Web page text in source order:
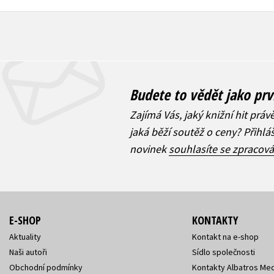
Budete to vědět jako
Zajímá Vás, jaký knižní hit
jaká běží soutěž o ceny?
novineksouhlasíte se
E-SHOP
Aktuality
Naši autoři
Obchodní podmínky
KONTAKTY
Kontakt na e-shop
Sídlo společnosti
Kontakty Albatros